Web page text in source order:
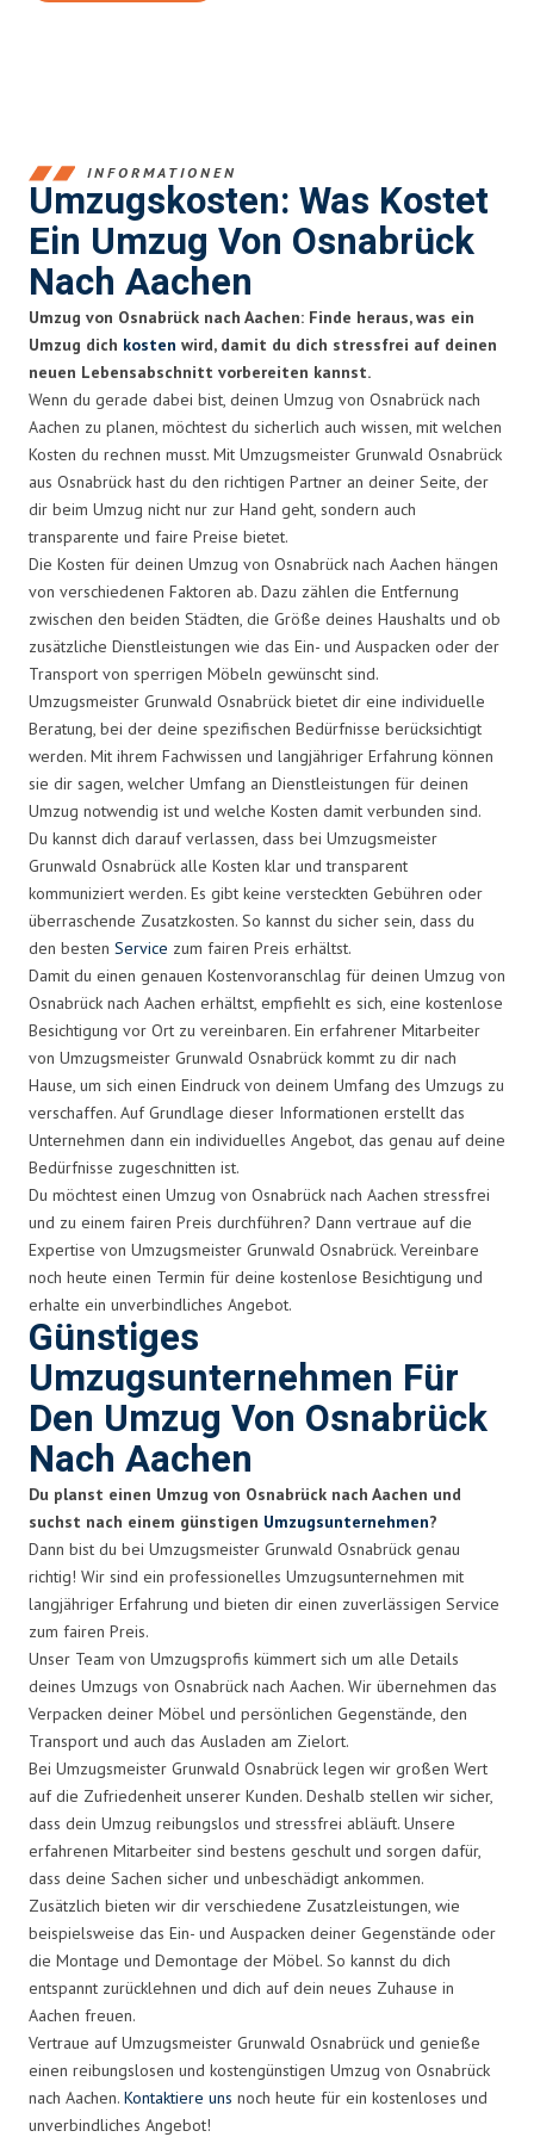
INFORMATIONEN
Umzugskosten: Was Kostet
Ein Umzug Von Osnabrück
Nach Aachen
Umzug von Osnabrück nach Aachen: Finde heraus, was ein
Umzug dich kosten wird, damit du dich stressfrei auf deinen
neuen Lebensabschnitt vorbereiten kannst.
Wenn du gerade dabei bist, deinen Umzug von Osnabrück nach
Aachen zu planen, möchtest du sicherlich auch wissen, mit welchen
Kosten du rechnen musst. Mit Umzugsmeister Grunwald Osnabrück
aus Osnabrück hast du den richtigen Partner an deiner Seite, der
dir beim Umzug nicht nur zur Hand geht, sondern auch
transparente und faire Preise bietet.
Die Kosten für deinen Umzug von Osnabrück nach Aachen hängen
von verschiedenen Faktoren ab. Dazu zählen die Entfernung
zwischen den beiden Städten, die Größe deines Haushalts und ob
zusätzliche Dienstleistungen wie das Ein- und Auspacken oder der
Transport von sperrigen Möbeln gewünscht sind.
Umzugsmeister Grunwald Osnabrück bietet dir eine individuelle
Beratung, bei der deine spezifischen Bedürfnisse berücksichtigt
werden. Mit ihrem Fachwissen und langjähriger Erfahrung können
sie dir sagen, welcher Umfang an Dienstleistungen für deinen
Umzug notwendig ist und welche Kosten damit verbunden sind.
Du kannst dich darauf verlassen, dass bei Umzugsmeister
Grunwald Osnabrück alle Kosten klar und transparent
kommuniziert werden. Es gibt keine versteckten Gebühren oder
überraschende Zusatzkosten. So kannst du sicher sein, dass du
den besten Service zum fairen Preis erhältst.
Damit du einen genauen Kostenvoranschlag für deinen Umzug von
Osnabrück nach Aachen erhältst, empfiehlt es sich, eine kostenlose
Besichtigung vor Ort zu vereinbaren. Ein erfahrener Mitarbeiter
von Umzugsmeister Grunwald Osnabrück kommt zu dir nach
Hause, um sich einen Eindruck von deinem Umfang des Umzugs zu
verschaffen. Auf Grundlage dieser Informationen erstellt das
Unternehmen dann ein individuelles Angebot, das genau auf deine
Bedürfnisse zugeschnitten ist.
Du möchtest einen Umzug von Osnabrück nach Aachen stressfrei
und zu einem fairen Preis durchführen? Dann vertraue auf die
Expertise von Umzugsmeister Grunwald Osnabrück. Vereinbare
noch heute einen Termin für deine kostenlose Besichtigung und
erhalte ein unverbindliches Angebot.
Günstiges
Umzugsunternehmen Für
Den Umzug Von Osnabrück
Nach Aachen
Du planst einen Umzug von Osnabrück nach Aachen und
suchst nach einem günstigen Umzugsunternehmen?
Dann bist du bei Umzugsmeister Grunwald Osnabrück genau
richtig! Wir sind ein professionelles Umzugsunternehmen mit
langjähriger Erfahrung und bieten dir einen zuverlässigen Service
zum fairen Preis.
Unser Team von Umzugsprofis kümmert sich um alle Details
deines Umzugs von Osnabrück nach Aachen. Wir übernehmen das
Verpacken deiner Möbel und persönlichen Gegenstände, den
Transport und auch das Ausladen am Zielort.
Bei Umzugsmeister Grunwald Osnabrück legen wir großen Wert
auf die Zufriedenheit unserer Kunden. Deshalb stellen wir sicher,
dass dein Umzug reibungslos und stressfrei abläuft. Unsere
erfahrenen Mitarbeiter sind bestens geschult und sorgen dafür,
dass deine Sachen sicher und unbeschädigt ankommen.
Zusätzlich bieten wir dir verschiedene Zusatzleistungen, wie
beispielsweise das Ein- und Auspacken deiner Gegenstände oder
die Montage und Demontage der Möbel. So kannst du dich
entspannt zurücklehnen und dich auf dein neues Zuhause in
Aachen freuen.
Vertraue auf Umzugsmeister Grunwald Osnabrück und genieße
einen reibungslosen und kostengünstigen Umzug von Osnabrück
nach Aachen. Kontaktiere uns noch heute für ein kostenloses und
unverbindliches Angebot!